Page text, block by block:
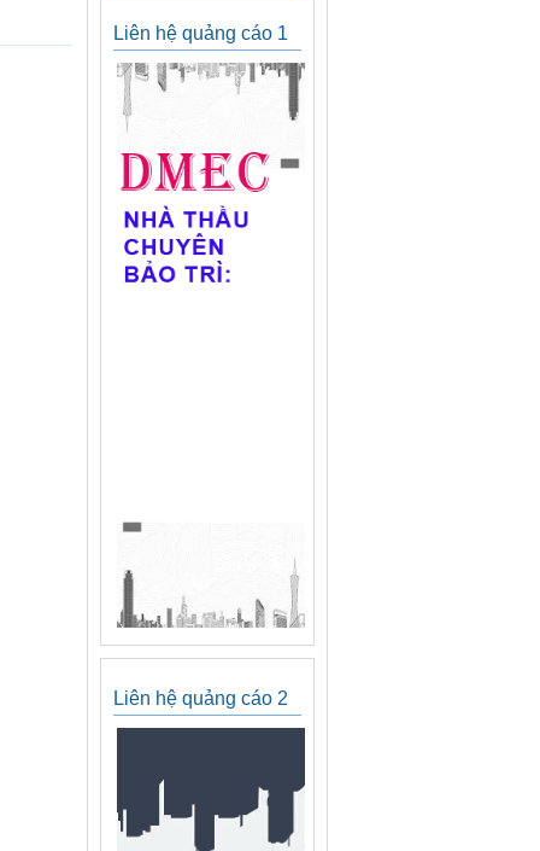
Liên hệ quảng cáo 1
Liên hệ quảng cáo 2